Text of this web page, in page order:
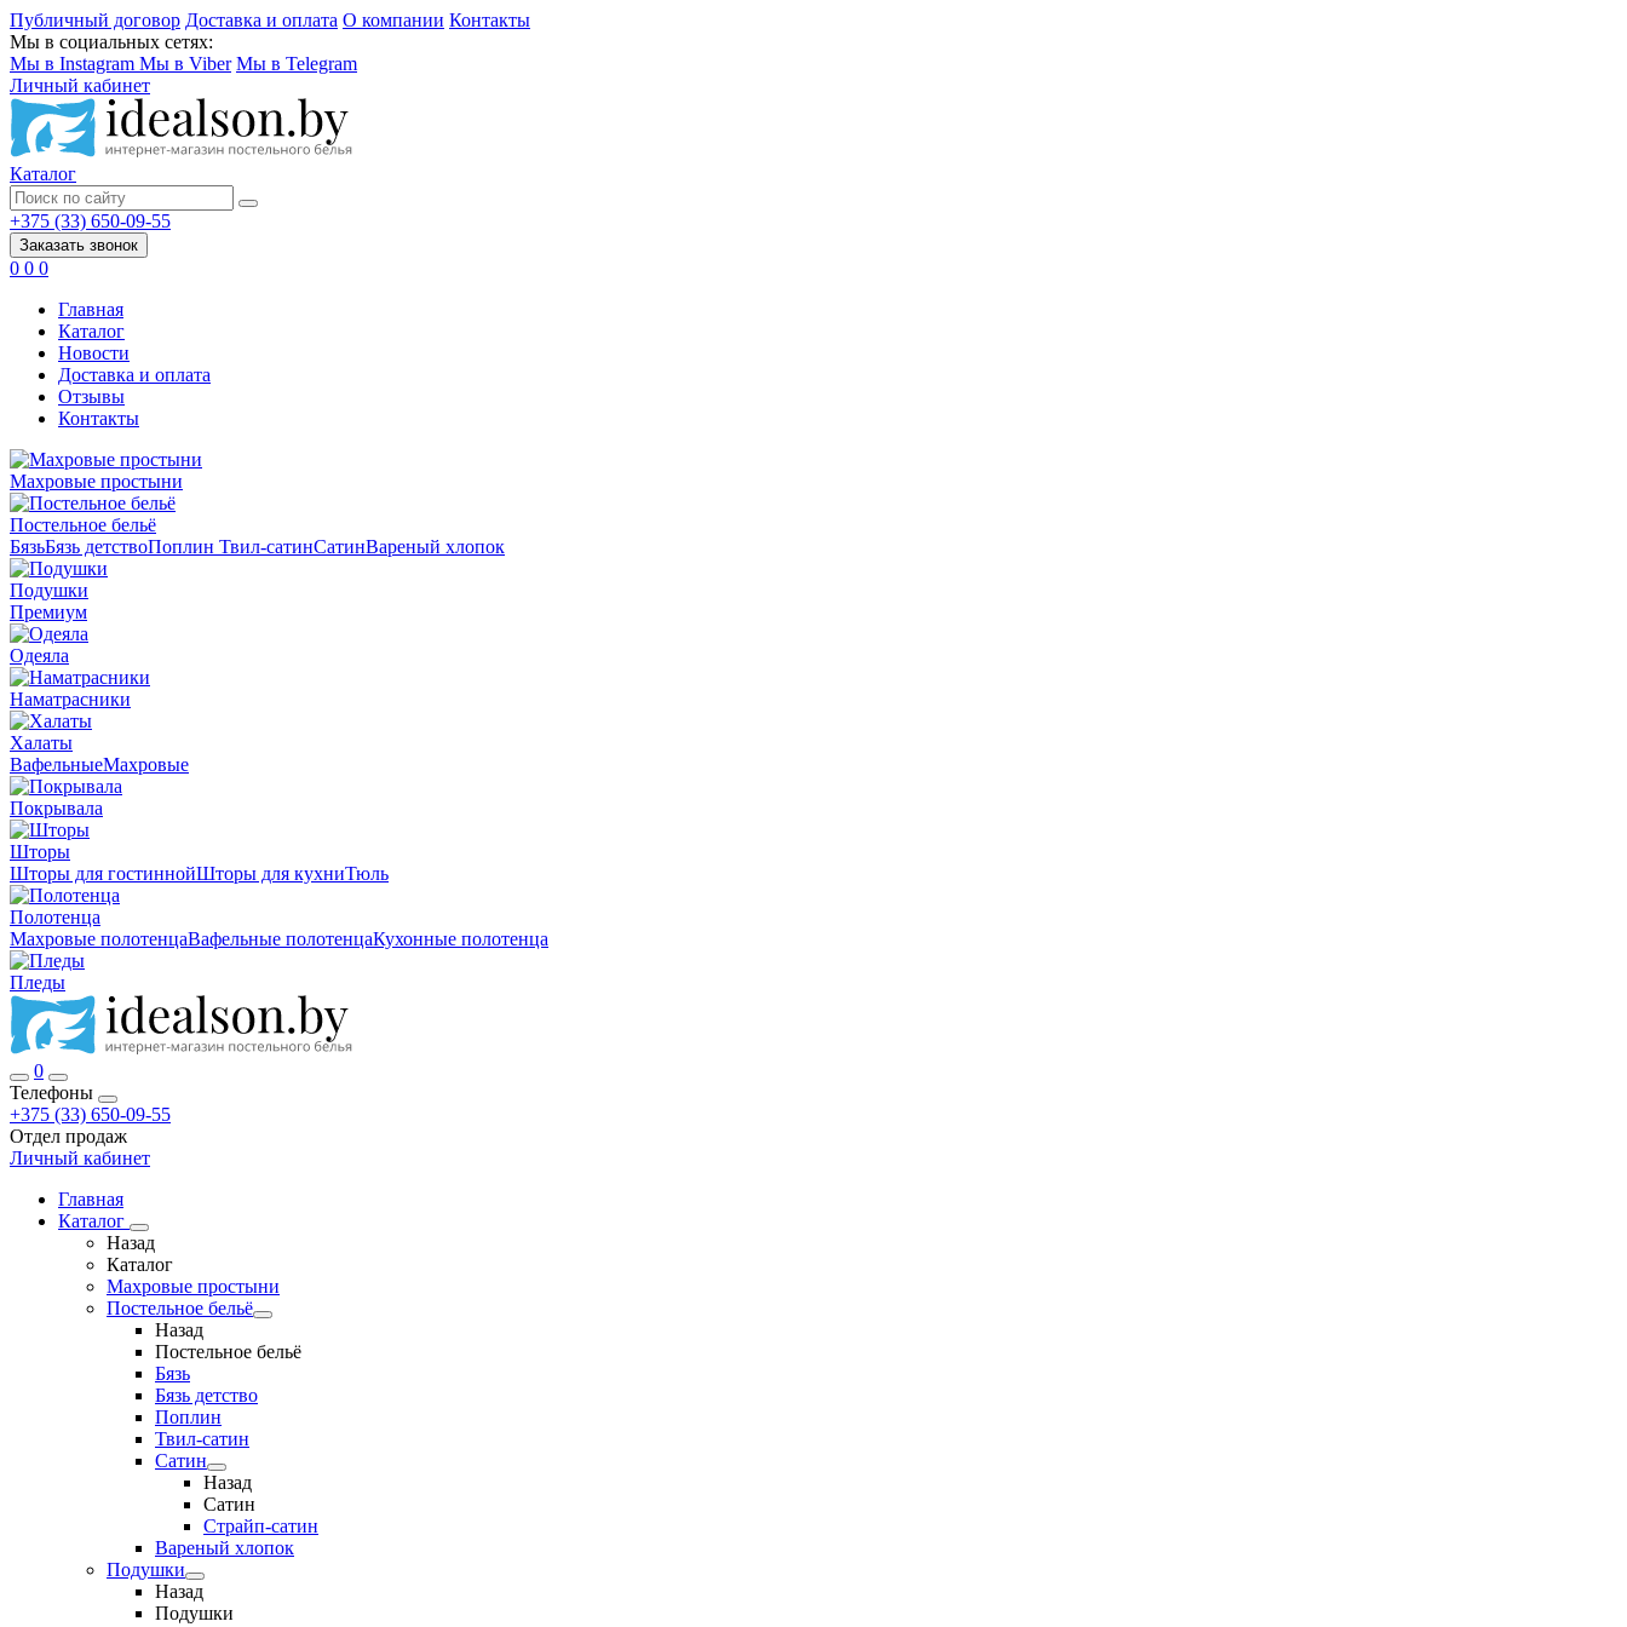
Публичный договор Доставка и оплата О компании Контакты
Мы в социальных сетях:
Мы в Instagram Мы в Viber Мы в Telegram
Личный кабинет
Каталог
+375 (33) 650-09-55
Заказать звонок
0 0 0
Главная
Каталог
Новости
Доставка и оплата
Отзывы
Контакты
Махровые простыни
Постельное бельё
БязьБязь детствоПоплин Твил-сатинСатинВареный хлопок
Подушки
Премиум
Одеяла
Наматрасники
Халаты
ВафельныеМахровые
Покрывала
Шторы
Шторы для гостиннойШторы для кухниТюль
Полотенца
Махровые полотенцаВафельные полотенцаКухонные полотенца
Пледы
0
Телефоны
+375 (33) 650-09-55
Отдел продаж
Личный кабинет
Главная
Каталог
Назад
Каталог
Махровые простыни
Постельное бельё
Назад
Постельное бельё
Бязь
Бязь детство
Поплин
Твил-сатин
Сатин
Назад
Сатин
Страйп-сатин
Вареный хлопок
Подушки
Назад
Подушки